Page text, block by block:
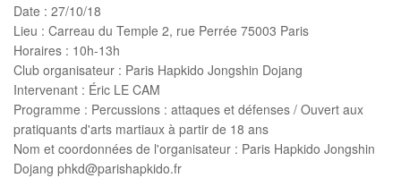
Date : 27/10/18
Lieu : Carreau du Temple 2, rue Perrée 75003 Paris
Horaires : 10h-13h
Club organisateur : Paris Hapkido Jongshin Dojang
Intervenant : Éric LE CAM
Programme : Percussions : attaques et défenses / Ouvert aux
pratiquants d'arts martiaux à partir de 18 ans
Nom et coordonnées de l'organisateur : Paris Hapkido Jongshin
Dojang phkd@parishapkido.fr